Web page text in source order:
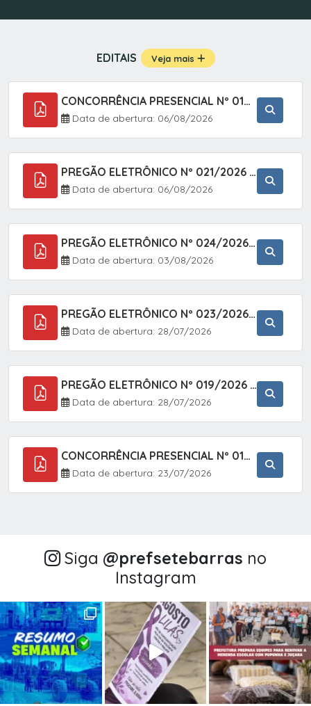
EDITAIS Veja mais
CONCORRÊNCIA PRESENCIAL Nº 019/2025 - PAVIMENTAÇÃO ASFÁLTICA EM TRECHO DA RUA 2 NO BAIRRO VILA SOARES NO MUNICÍPIO DE SETE BARRAS/SP.
Data de abertura: 06/08/2026
PREGÃO ELETRÔNICO Nº 021/2026 - AQUISIÇÃO DE CONTENTORES E CARRINHOS, DESTINADOS A COLETIVA E MANEJO DE RESÍDUOS SÓLIDOS, ATRAVÉS DO SISTEMA DE REGISTRO DE PREÇOS (SRP)
Data de abertura: 06/08/2026
PREGÃO ELETRÔNICO Nº 024/2026 - AQUISIÇÃO DE GÁS MEDICINAL TIPO OXIGÊNIO (1,00 M3, 3,00 M3 E 10,00 M3), EM ATENDIMENTO À SECRETARIA MUNICIPAL DE SAÚDE, ATRAVÉS DO SISTEMA DE REGISTRO DE PREÇOS (SRP)
Data de abertura: 03/08/2026
PREGÃO ELETRÔNICO Nº 023/2026 - AQUISIÇÃO DE ENXOVAL INFANTIL, EM ATENDIMENTO À SECRETARIA MUNICIPAL DE EDUCAÇÃO, ATRAVÉS DO SISTEMA DE REGISTRO DE PREÇOS (SRP).
Data de abertura: 28/07/2026
PREGÃO ELETRÔNICO Nº 019/2026 - CONTRATAÇÃO DE EMPRESA ESPECIALIZADA PARA A PRESTAÇÃO DE SERVIÇOS VETERINÁRIOS CLÍNICOS E CIRÚRGICOS, COM FOCO EM AÇÕES DE SAÚDE PÚBLICA, BEM-ESTAR ANIMAL E CONTROLE POPULACIONAL ÉTICO DE CÃES E GATOS, EM ATENDIMENTO À
Data de abertura: 28/07/2026
CONCORRÊNCIA PRESENCIAL Nº 018/2026 - PAVIMENTAÇÃO ASFÁLTICA NO BAIRRO VOTUPOCA ? ESTRADA DA RAPOSA, NO MUNICÍPIO DE SETE BARRAS/SP
Data de abertura: 23/07/2026
Siga @‌prefsetebarras no
Instagram